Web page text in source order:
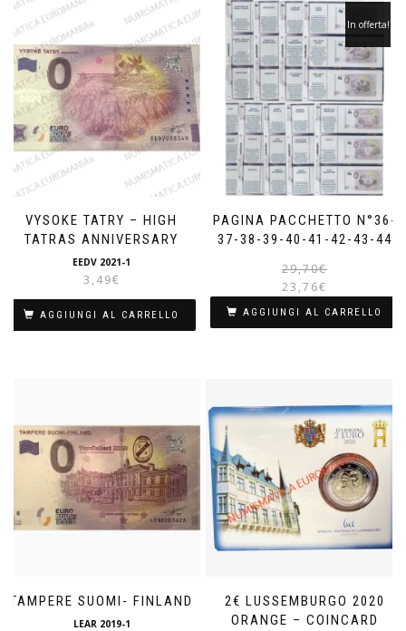
VYSOKE TATRY – HIGH
TATRAS ANNIVERSARY
EEDV 2021-1
3,49€
AGGIUNGI AL CARRELLO
PAGINA PACCHETTO N°36-
37-38-39-40-41-42-43-44
In offerta!
29,70€
23,76€
AGGIUNGI AL CARRELLO
TAMPERE SUOMI- FINLAND
LEAR 2019-1
2€ LUSSEMBURGO 2020
ORANGE – COINCARD